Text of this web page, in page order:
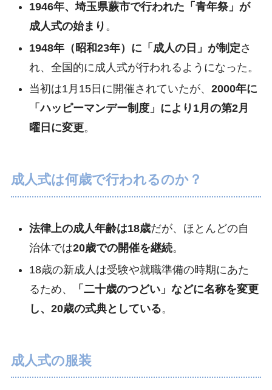
1946年、埼玉県蕨市で行われた「青年祭」が
成人式の始まり 。
1948年（昭和23年）に「成人の日」が制定さ
れ、全国的に成人式が行われるようになった。
当初は1月15日に開催されていたが、 2000年に
「ハッピーマンデー制度」により1月の第2月
曜日に変更。
成人式は何歳で行われるのか？
法律上の成人年齢は18歳だが、ほとんどの自
治体では20歳での開催を継続。
18歳の新成人は受験や就職準備の時期にあた
るため、
「二十歳のつどい」などに名称を変更
し、20歳の式典としている。
成人式の服装